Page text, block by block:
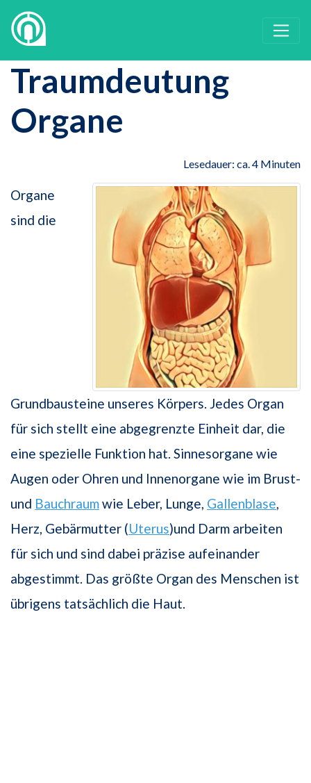
Traumdeutung
Organe
Lesedauer: ca. 4 Minuten
Organe
sind die
Grundbausteine unseres Körpers. Jedes Organ
für sich stellt eine abgegrenzte Einheit dar, die
eine spezielle Funktion hat. Sinnesorgane wie
Augen oder Ohren und Innenorgane wie im Brust-
und Bauchraumwie Leber, Lunge, Gallenblase,
Herz, Gebärmutter (Uterus)und Darm arbeiten
für sich und sind dabei präzise aufeinander
abgestimmt. Das größte Organ des Menschen ist
übrigens tatsächlich die Haut.